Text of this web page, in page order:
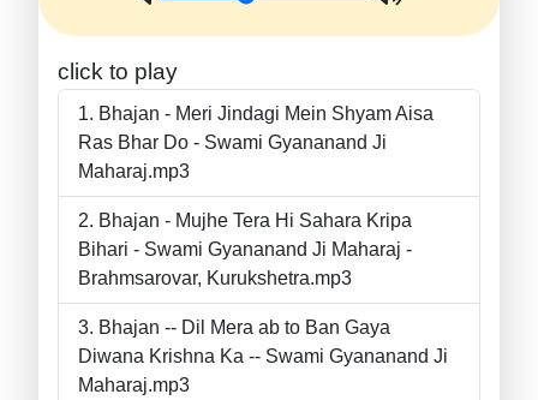
click to play
Bhajan - Meri Jindagi Mein Shyam Aisa
Ras Bhar Do - Swami Gyananand Ji
Maharaj.mp3
Bhajan - Mujhe Tera Hi Sahara Kripa
Bihari - Swami Gyananand Ji Maharaj -
Brahmsarovar, Kurukshetra.mp3
Bhajan -- Dil Mera ab to Ban Gaya
Diwana Krishna Ka -- Swami Gyananand Ji
Maharaj.mp3